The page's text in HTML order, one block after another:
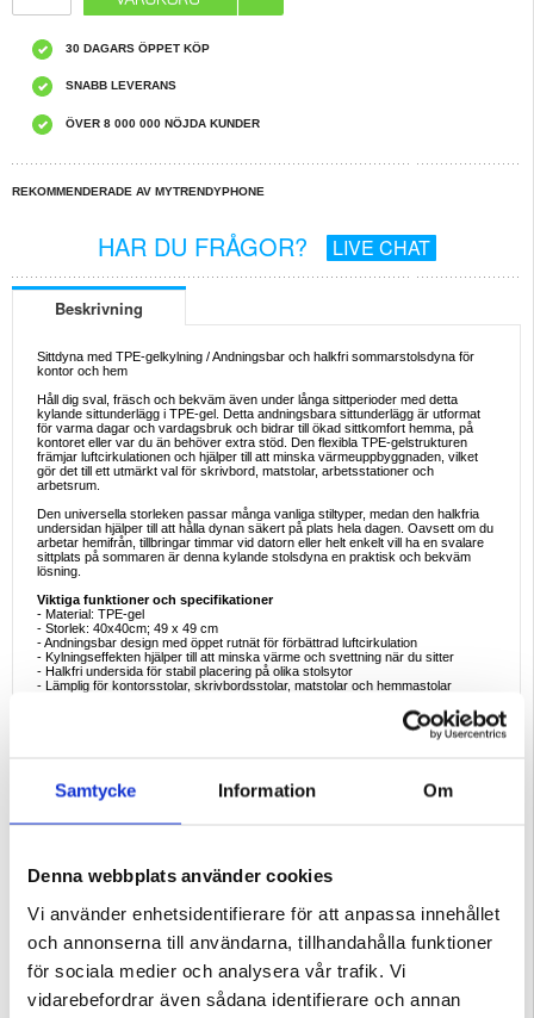
Samtycke Information Om
Denna webbplats använder cookies
Vi använder enhetsidentifierare för att anpassa innehållet
och annonserna till användarna, tillhandahålla funktioner
för sociala medier och analysera vår trafik. Vi
vidarebefordrar även sådana identifierare och annan
30 DAGARS ÖPPET KÖP
SNABB LEVERANS
ÖVER 8 000 000 NÖJDA KUNDER
REKOMMENDERADE AV MYTRENDYPHONE
HAR DU FRÅGOR? LIVE CHAT
Beskrivning
Sittdyna med TPE-gelkylning / Andningsbar och halkfri sommarstolsdyna för
kontor och hem
Håll dig sval, fräsch och bekväm även under långa sittperioder med detta
kylande sittunderlägg i TPE-gel. Detta andningsbara sittunderlägg är utformat
för varma dagar och vardagsbruk och bidrar till ökad sittkomfort hemma, på
kontoret eller var du än behöver extra stöd. Den flexibla TPE-gelstrukturen
främjar luftcirkulationen och hjälper till att minska värmeuppbyggnaden, vilket
gör det till ett utmärkt val för skrivbord, matstolar, arbetsstationer och
arbetsrum.
Den universella storleken passar många vanliga stiltyper, medan den halkfria
undersidan hjälper till att hålla dynan säkert på plats hela dagen. Oavsett om du
arbetar hemifrån, tillbringar timmar vid datorn eller helt enkelt vill ha en svalare
sittplats på sommaren är denna kylande stolsdyna en praktisk och bekväm
lösning.
Viktiga funktioner och specifikationer
- Material: TPE-gel
- Storlek: 40x40cm; 49 x 49 cm
- Andningsbar design med öppet rutnät för förbättrad luftcirkulation
- Kylningseffekten hjälper till att minska värme och svettning när du sitter
- Halkfri undersida för stabil placering på olika stolsytor
- Lämplig för kontorsstolar, skrivbordsstolar, matstolar och hemmastolar
- Placera den på en skrivbordsstol hemma för att studera, spela eller arbeta på
en bärbar dator
- Använd den i hemmakontoret för att förbättra den dagliga sittkomforten utan
Varför denna produkt är perfekt att köpa
vardagssittandet bekvämare i varma förhållanden. Den kombinerar
fyrkantig form som passar bra till många stolar. Den kräver ingen komplicerad
läser, studerar eller kopplar av.
Det är också ett smart val för personer som sitter många timmar och vill ha en